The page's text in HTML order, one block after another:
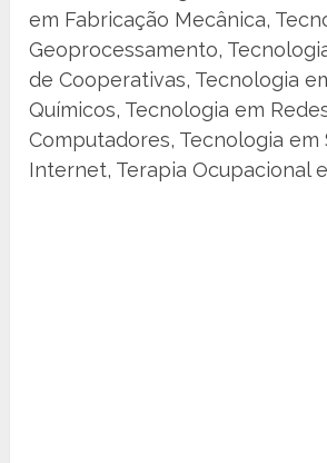
em Fabricação Mecânica,
Geoprocessamento,
de Cooperativas, Tecnologia
Químicos, Tecnologia em
Computadores, Tecnologia em
Internet, Terapia Ocupacional